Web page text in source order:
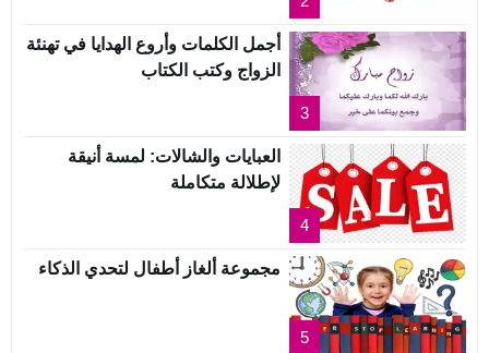
3
أجمل الكلمات وأروع الهدايا في تهنئة
الزواج وكتب الكتاب
4
العبايات والشالات: لمسة أنيقة
لإطلالة متكاملة
5
مجموعة ألغاز أطفال لتحدي الذكاء